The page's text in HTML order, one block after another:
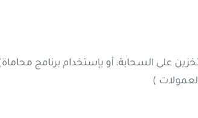
على السحابة، أو بإستخدام برنامج
)